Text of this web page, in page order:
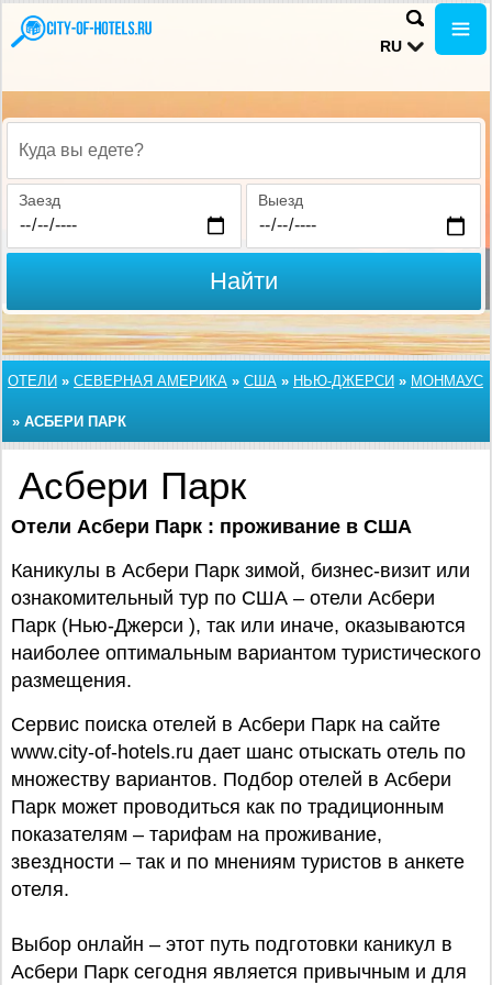
RU
Куда вы едете?
Заезд Выезд
Найти
ОТЕЛИ » СЕВЕРНАЯ АМЕРИКА » США » НЬЮ-ДЖЕРСИ » МОНМАУС
» АСБЕРИ ПАРК
Асбери Парк
Отели Асбери Парк : проживание в США
Каникулы в Асбери Парк зимой, бизнес-визит или
ознакомительный тур по США – отели Асбери
Парк (Нью-Джерси ), так или иначе, оказываются
наиболее оптимальным вариантом туристического
размещения.
Сервис поиска отелей в Асбери Парк на сайте
www.city-of-hotels.ru дает шанс отыскать отель по
множеству вариантов. Подбор отелей в Асбери
Парк может проводиться как по традиционным
показателям – тарифам на проживание,
звездности – так и по мнениям туристов в анкете
отеля.
Выбор онлайн – этот путь подготовки каникул в
Асбери Парк сегодня является привычным и для